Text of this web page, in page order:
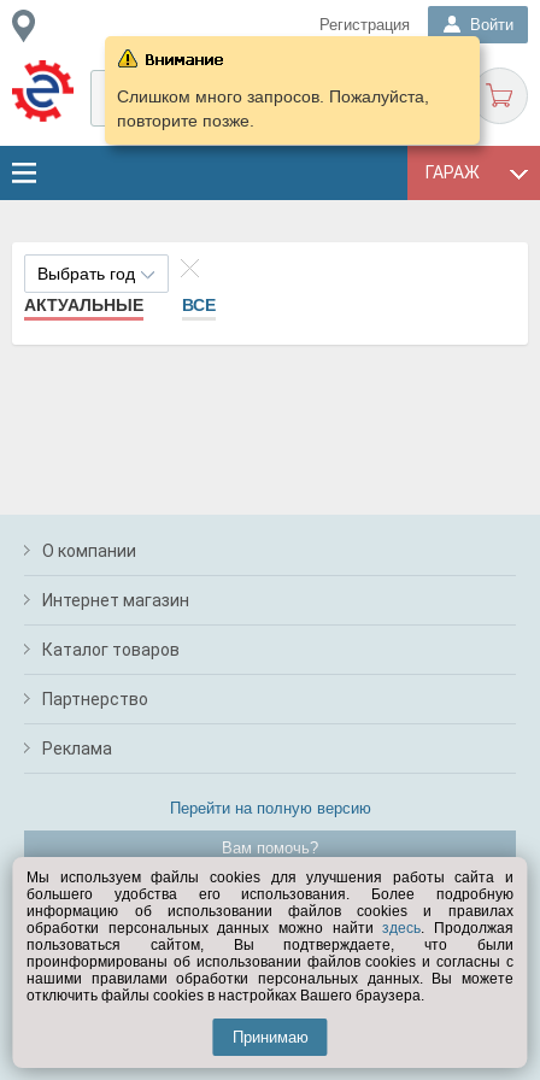
Регистрация Войти
ГАРАЖ
Слишком много запросов. Пожалуйста,
повторите позже.
Выбрать год
АКТУАЛЬНЫЕ
ВСЕ
О компании
Интернет магазин
Каталог товаров
Партнерство
Реклама
Перейти на полную версию
Вам помочь?
© Exist.ru 1998—2026
Мы используем файлы cookies для улучшения работы сайта и
большего удобства его использования. Более подробную
информацию об использовании файлов cookies и правилах
обработки персональных данных можно найтиздесь. Продолжая
пользоваться сайтом, Вы подтверждаете, что были
проинформированы об использовании файлов cookies и согласны с
нашими правилами обработки персональных данных. Вы можете
отключить файлы cookies в настройках Вашего браузера.
Принимаю